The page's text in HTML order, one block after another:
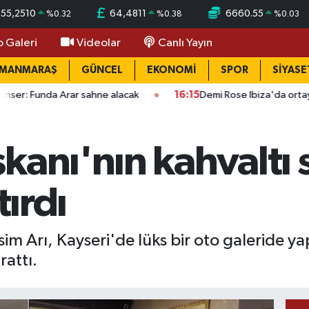
55,2510 %0.32 64,4811 %0.38 6660.55 %0.03
Galeri Videolar Canlı Yayın
GÜNCEL EKONOMİ SPOR
sahne alacak 16:15Demi Rose Ibiza'da ortaya çıktı: Son
kahvaltı
Arı, Kayseri'de lüks bir oto galeride